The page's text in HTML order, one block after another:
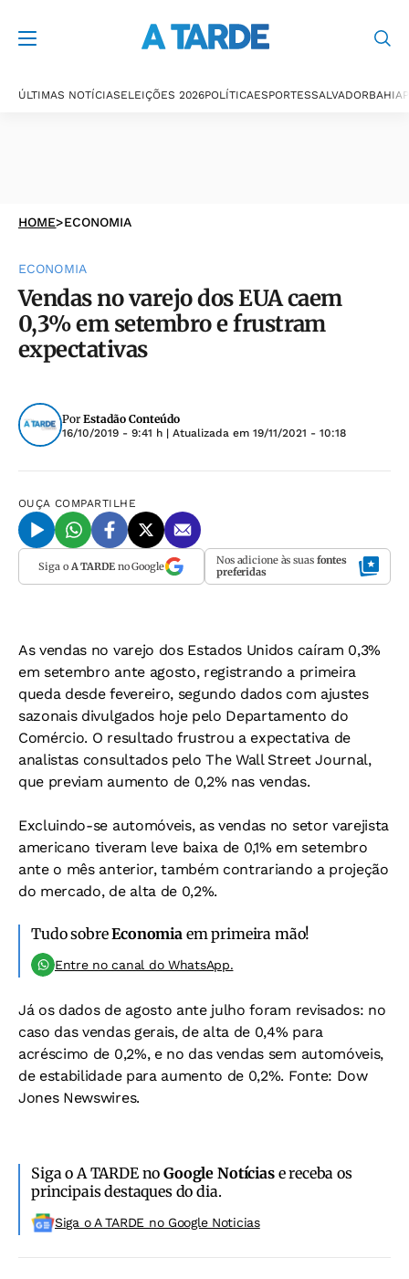
ÚLTIMAS NOTÍCIASELEIÇÕES 2026POLÍTICAESPORTESSALVADORBAHIA
HOME>ECONOMIA
ECONOMIA
Vendas no varejo dos EUA caem
0,3% em setembro e frustram
expectativas
Por Estadão Conteúdo
16/10/2019 - 9:41 h | Atualizada em 19/11/2021 - 10:18
OUÇA COMPARTILHE
Siga o A TARDEno Google Nos adicione às suas fontes
preferidas
As vendas no varejo dos Estados Unidos caíram 0,3%
em setembro ante agosto, registrando a primeira
queda desde fevereiro, segundo dados com ajustes
sazonais divulgados hoje pelo Departamento do
Comércio. O resultado frustrou a expectativa de
analistas consultados peloThe Wall Street Journal,
que previam aumento de 0,2% nas vendas.
Excluindo-se automóveis, as vendas no setor varejista
americano tiveram leve baixa de 0,1% em setembro
ante o mês anterior, também contrariando a projeção
do mercado, de alta de 0,2%.
Tudo sobreEconomiaem primeira mão!
Entre no canal do WhatsApp.
Já os dados de agosto ante julho foram revisados: no
caso das vendas gerais, de alta de 0,4% para
acréscimo de 0,2%, e no das vendas sem automóveis,
de estabilidade para aumento de 0,2%. Fonte: Dow
Jones Newswires.
Siga o A TARDE noGoogle Notíciase receba os
principais destaques do dia.
Siga o A TARDE no Google Noticias